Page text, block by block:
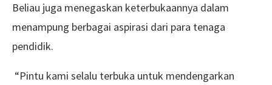
Beliau juga menegaskan keterbukaannya dalam
menampung berbagai aspirasi dari para tenaga
pendidik.
“Pintu kami selalu terbuka untuk mendengarkan